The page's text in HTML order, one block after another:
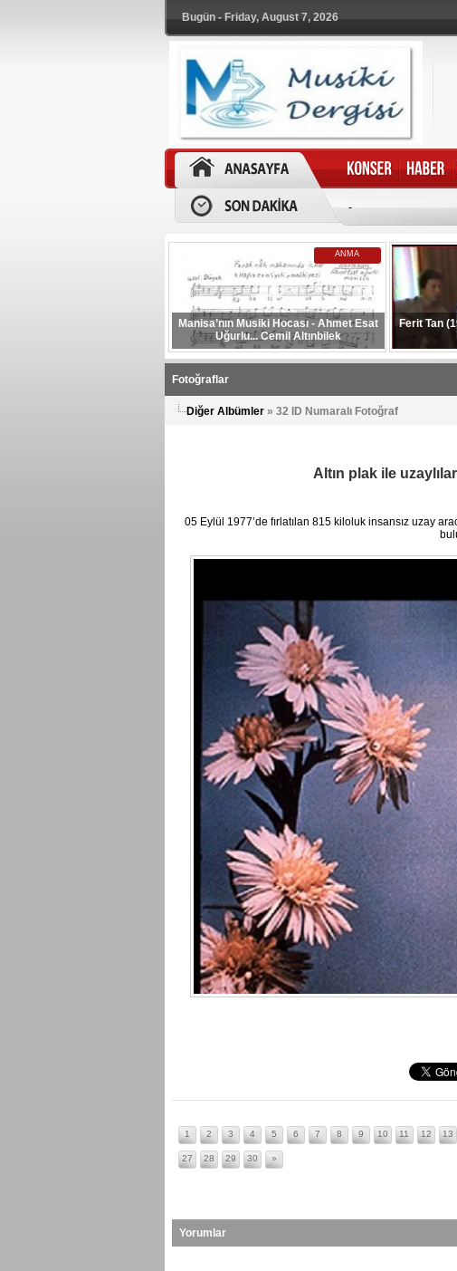
Bugün - Friday, August 7, 2026
-
ANMA
Manisa’nın Musiki Hocası - Ahmet Esat
Uğurlu... Cemil Altınbilek
Ferit Tan
Fotoğraflar
Diğer Albümler» 32 ID Numaralı Fotoğraf
Altın plak ile
05 Eylül 1977’de fırlatılan 815 kiloluk insansız uzay
1 2 3 4 5 6 7 8 9 10 11 12 13
27 28 29 30 »
Yorumlar